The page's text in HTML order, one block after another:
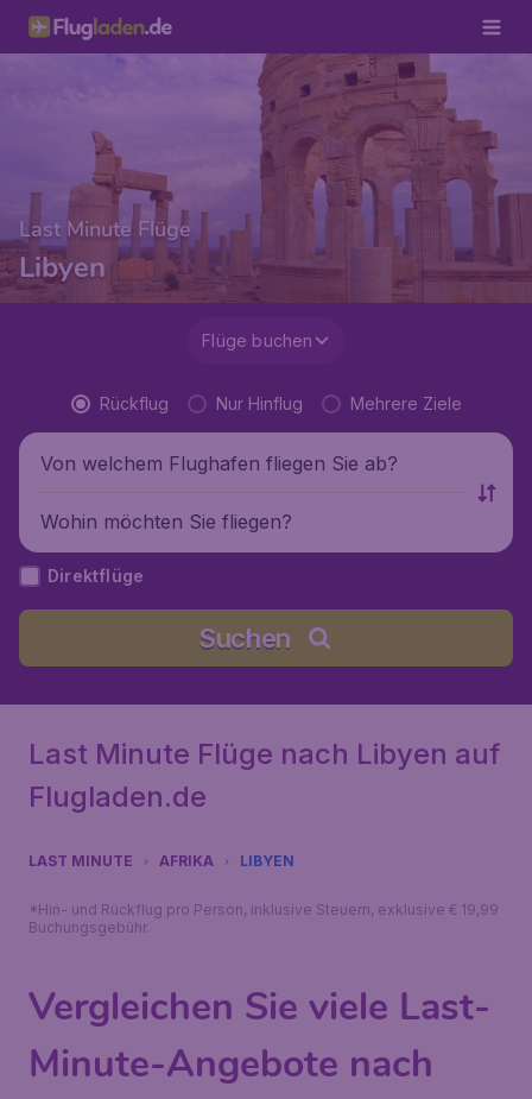
Last Minute Flüge
Libyen
Flüge buchen
Rückflug Nur Hinflug Mehrere Ziele
Von welchem Flughafen fliegen Sie ab?
Wohin möchten Sie fliegen?
Direktflüge
Suchen
Last Minute Flüge nach Libyen auf
Flugladen.de
LAST MINUTE AFRIKA LIBYEN
*Hin- und Rückflug pro Person, inklusive Steuern, exklusive € 19,99
Buchungsgebühr.
Vergleichen Sie viele Last-
Minute-Angebote nach